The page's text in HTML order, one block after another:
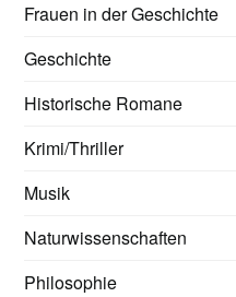
Frauen in der Geschichte
Geschichte
Historische Romane
Krimi/Thriller
Musik
Naturwissenschaften
Philosophie